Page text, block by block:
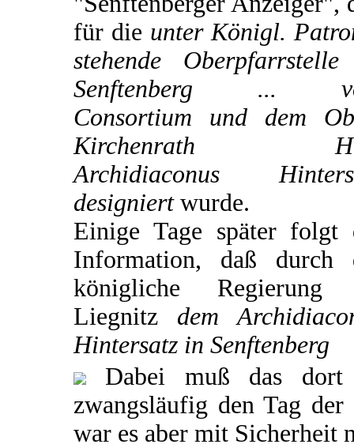
für die unter Königl.
stehende
Senftenberg ...
Consortium und dem
Kirchenrath
Archidiaconus
designiertwurde.
Einige Tage später folgt
Information, daß durch
königliche Regierung
Liegnitz dem
Hintersatz in Senftenberg
Dabei muß das dort
zwangsläufig den Tag
war es aber mit Sicherheit